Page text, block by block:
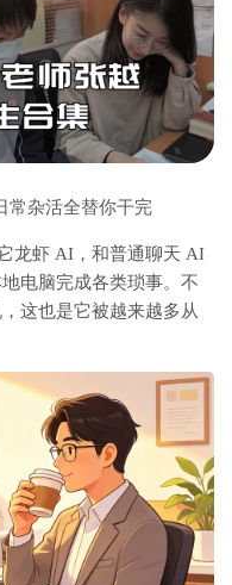
常杂活全替你干完
龙虾 AI，和普通聊天 AI
电脑完成各类琐事。不
这也是它被越来越多从